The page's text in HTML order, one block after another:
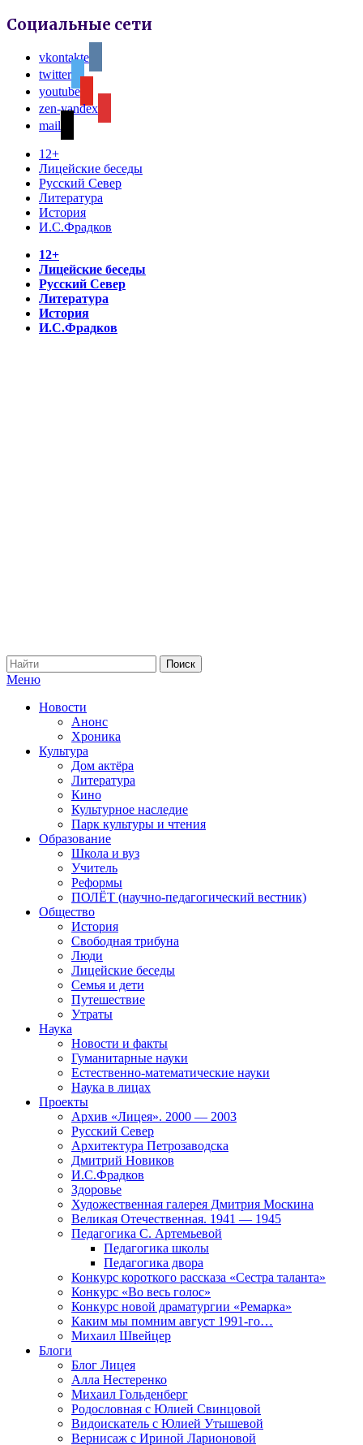
Социальные сети
vkontakte
twitter
youtube
zen-yandex
mail
12+
Лицейские беседы
Русский Север
Литература
История
И.С.Фрадков
12+
Лицейские беседы
Русский Север
Литература
История
И.С.Фрадков
Меню
Новости
Анонс
Хроника
Культура
Дом актёра
Литература
Кино
Культурное наследие
Парк культуры и чтения
Образование
Школа и вуз
Учитель
Реформы
ПОЛЁТ (научно-педагогический вестник)
Общество
История
Свободная трибуна
Люди
Лицейские беседы
Семья и дети
Путешествие
Утраты
Наука
Новости и факты
Гуманитарные науки
Естественно-математические науки
Наука в лицах
Проекты
Архив «Лицея». 2000 — 2003
Русский Север
Архитектура Петрозаводска
Дмитрий Новиков
И.С.Фрадков
Здоровье
Художественная галерея Дмитрия Москина
Великая Отечественная. 1941 — 1945
Педагогика С. Артемьевой
Педагогика школы
Педагогика двора
Конкурс короткого рассказа «Сестра таланта»
Конкурс «Во весь голос»
Конкурс новой драматургии «Ремарка»
Каким мы помним август 1991-го…
Михаил Швейцер
Блоги
Блог Лицея
Алла Нестеренко
Михаил Гольденберг
Родословная с Юлией Свинцовой
Видоискатель с Юлией Утышевой
Вернисаж с Ириной Ларионовой